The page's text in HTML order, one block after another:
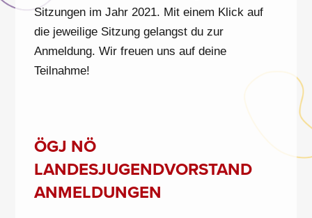
Sitzungen im Jahr 2021. Mit einem Klick auf
die jeweilige Sitzung gelangst du zur
Anmeldung. Wir freuen uns auf deine
Teilnahme!
ÖGJ NÖ
LANDESJUGENDVORSTAND
ANMELDUNGEN